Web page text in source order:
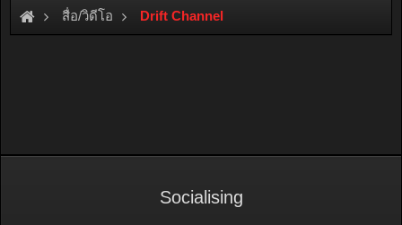
สื่อ/วิดีโอ Drift Channel
Socialising